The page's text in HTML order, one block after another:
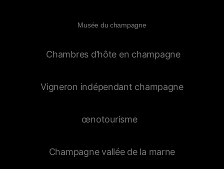
Musée du champagne
Chambres d’hôte en champagne
Vigneron indépendant champagne
œnotourisme
Champagne vallée de la marne